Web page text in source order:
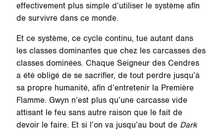
effectivement plus simple d’utiliser le système afin
de survivre dans ce monde.
Et ce système, ce cycle continu, tue autant dans
les classes dominantes que chez les carcasses des
classes dominées. Chaque Seigneur des Cendres
a été obligé de se sacrifier, de tout perdre jusqu’à
sa propre humanité, afin d’entretenir la Première
Flamme. Gwyn n’est plus qu’une carcasse vide
attisant le feu sans autre raison que le fait de
devoir le faire. Et si l’on va jusqu’au bout de Dark